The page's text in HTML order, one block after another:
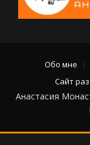
Обо мне
Сайт
Анастасия